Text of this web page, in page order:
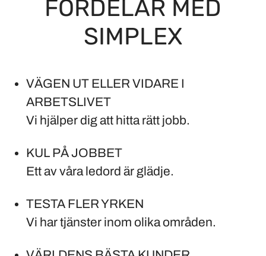
FÖRDELAR MED
SIMPLEX
VÄGEN UT ELLER VIDARE I
ARBETSLIVET
Vi hjälper dig att hitta rätt jobb.
KUL PÅ JOBBET
Ett av våra ledord är glädje.
TESTA FLER YRKEN
Vi har tjänster inom olika områden.